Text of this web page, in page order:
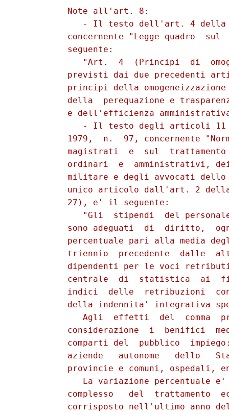
          Note all'art. 8:
- Il testo dell'art. 4
concernente "Legge quadro  sul
          seguente:
"Art.  4  (Principi  di
previsti dai due precedenti
principi della
della  perequazione e
e dell'efficienza
- Il testo degli articoli
1979,  n.  97, concernente
magistrati  e  sul
ordinari  e  amministrativi,
militare e degli avvocati
unico articolo dall'art. 2
          27), e' il seguente:
"Gli  stipendi  del
sono adeguati  di  diritto,
percentuale pari alla media
triennio  precedente  dalle
dipendenti per le voci
centrale  di  statistica  ai
indici  delle  retribuzioni
della indennita' integrativa
Agli  effetti  del  comma
considerazione  i  benifici
comparti del  pubblico
aziende   autonome   dello
provincie e comuni, ospedali,
La variazione percentuale
complesso   del  trattamento
corrisposto nell'ultimo anno